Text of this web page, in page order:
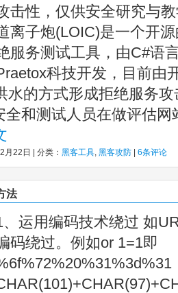
击性，仅供安全研究与
离子炮(LOIC)是一个开
服务测试工具，由C#语
科技开发，目前由
水的方式形成拒绝服务
全和测试人员在做评估
22日 | 分类： 黑客工具, 黑客攻防 6条评论
法
、运用编码技术绕过 如
码绕过。例如or 1=1即